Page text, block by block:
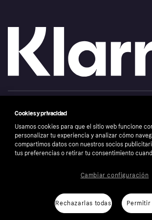
los derechos reservados. Klarna Bank AB (publ). Sveavägen 46,
Número de empresa: 556737-0431
Aviso Sobre Cookies
Cookies y privacidad
Usamos cookies para que el sitio web funcione
personalizar tu experiencia y analizar cómo
compartimos datos con nuestros socios
tus preferencias o retirar tu consentimiento
Rechazarlas todas Permitir
Cambiar configuración